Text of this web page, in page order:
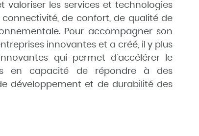
valoriser les services et technologies
de confort, de qualité de
Pour accompagner son
innovantes et a créé, il y plus
qui permet d’accélérer le
en capacité de répondre à des
développement et de durabilité des